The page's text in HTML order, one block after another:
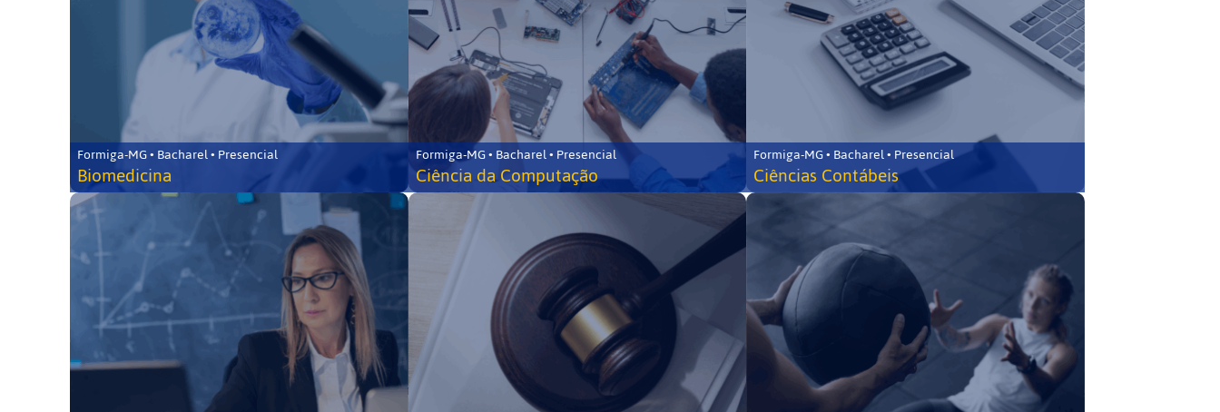
Formiga-MG • Bacharel • Presencial
Biomedicina
Formiga-MG • Bacharel • Presencial
Ciência da Computação
Formiga-MG • Bacharel • Presencial
Ciências Contábeis